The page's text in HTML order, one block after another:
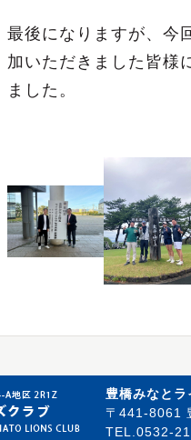
最後になりますが、今
加いただきました皆様
ました。
豊橋みなと
〒441-8061
TEL.0532-